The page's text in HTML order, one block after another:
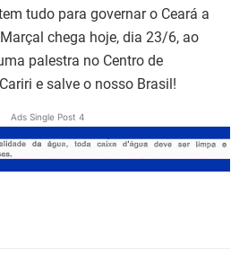
tudo para governar o Ceará a
chega hoje, dia 23/6, ao
palestra no Centro de
e salve o nosso Brasil!
Ads Single Post 4